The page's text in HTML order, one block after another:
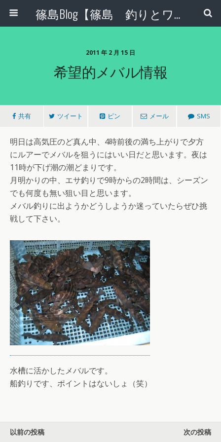
篠島Blog【篠島 釣りとワンコとエコな日々】
2011 年 2 月 15 日
希望的メバル情報
共有 ツイート ピン メール SMS
明日は高気圧のど真ん中、4時前後の満ち上がりで夕方
にルアーでメバルを狙うにはいい日だと思います。夜は
11時が下げ潮の潮どまりです。
月明かりの中、エサ釣りで9時からの2時間は、シーズン
でも何度も無い狙い目と思います。
メバル釣りに出ようかどうしようか迷っていたらぜひ挑
戦して下さい。
水槽に活かしたメバルです。
船釣りです、ポイントはないしょ（笑）
以前の投稿
次の投稿